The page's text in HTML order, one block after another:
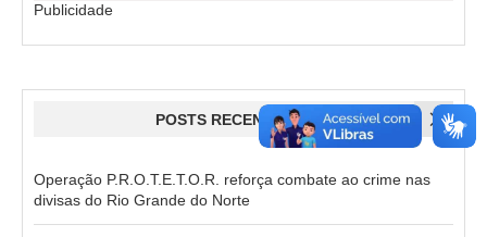
Publicidade
POSTS RECENTES
Operação P.R.O.T.E.T.O.R. reforça combate ao crime nas
divisas do Rio Grande do Norte